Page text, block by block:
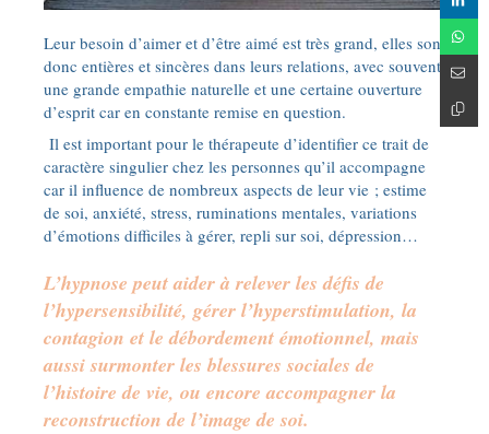
Leur besoin d’aimer et d’être aimé est très grand, elles sont
donc entières et sincères dans leurs relations, avec souvent
une grande empathie naturelle et une certaine ouverture
d’esprit car en constante remise en question.
Il est important pour le thérapeute d’identifier ce trait de
caractère singulier chez les personnes qu’il accompagne
car il influence de nombreux aspects de leur vie ; estime
de soi, anxiété, stress, ruminations mentales, variations
d’émotions difficiles à gérer, repli sur soi, dépression…
L’hypnose peut aider à relever les défis de
l’hypersensibilité, gérer l’hyperstimulation, la
contagion et le débordement émotionnel, mais
aussi surmonter les blessures sociales de
l’histoire de vie, ou encore accompagner la
reconstruction de l’image de soi.